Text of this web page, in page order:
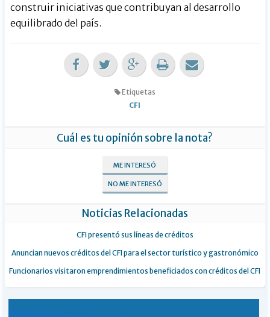
construir iniciativas que contribuyan al desarrollo
equilibrado del país.
Etiquetas
CFI
Cuál es tu opinión sobre la nota?
ME INTERESÓ
NO ME INTERESÓ
Noticias Relacionadas
CFI presentó sus líneas de créditos
Anuncian nuevos créditos del CFI para el sector turístico y gastronómico
Funcionarios visitaron emprendimientos beneficiados con créditos del CFI